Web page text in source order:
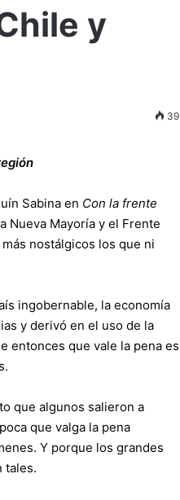
y
39
Sabina en Con la frente
Nueva Mayoría y el Frente
nostálgicos los que ni
ingobernable, la economía
y derivó en el uso de la
entonces que vale la pena es
que algunos salieron a
que valga la pena
Y porque los grandes
tales.